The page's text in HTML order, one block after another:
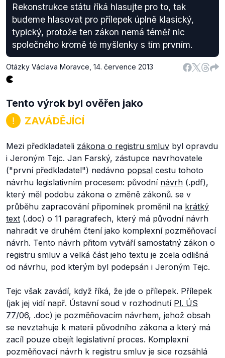
Rekonstrukce státu říká hlasujte pro to, tak
budeme hlasovat pro přílepek úplně klasický,
typický, protože ten zákon nemá téměř nic
společného kromě té myšlenky s tím prvním.
Otázky Václava Moravce 14. července 2013
Tento výrok byl ověřen jako
ZAVÁDĚJÍCÍ
Mezi předkladateli zákona o registru smluv byl opravdu
i Jeroným Tejc. Jan Farský, zástupce navrhovatele
("první předkladatel") nedávno popsal cestu tohoto
návrhu legislativním procesem: původní návrh (.pdf),
který měl podobu zákona o změně zákonů. se v
průběhu zapracování připomínek proměnil na krátký
text (.doc) o 11 paragrafech, který má původní návrh
nahradit ve druhém čtení jako komplexní pozměňovací
návrh. Tento návrh přitom vytváří samostatný zákon o
registru smluv a velká část jeho textu je zcela odlišná
od návrhu, pod kterým byl podepsán i Jeroným Tejc.
Tejc však zavádí, když říká, že jde o přílepek. Přílepek
(jak jej vidí např. Ústavní soud v rozhodnutí Pl. ÚS
77/06, .doc) je pozměňovacím návrhem, jehož obsah
se nevztahuje k materii původního zákona a který má
zacíl pouze obejít legislativní proces. Komplexní
pozměňovací návrh k registru smluv je sice rozsáhlá